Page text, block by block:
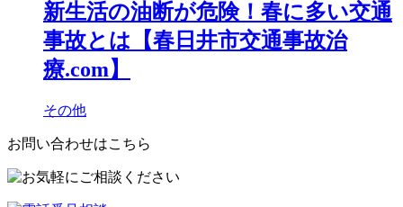
新生活の油断が危険！春に多い交通
事故とは【春日井市交通事故治
療.com】
その他
お問い合わせはこちら